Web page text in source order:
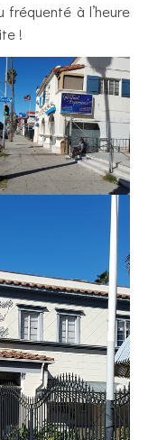
fréquenté à l’heure
!